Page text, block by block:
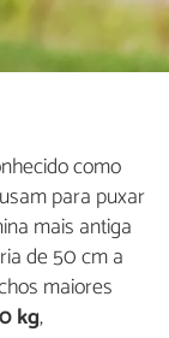
como
para puxar
mais antiga
de 50 cm a
maiores
kg,